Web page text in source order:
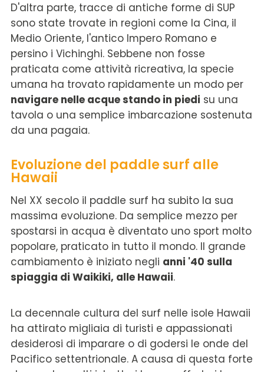
D'altra parte, tracce di antiche forme di SUP
sono state trovate in regioni come la Cina, il
Medio Oriente, l'antico Impero Romano e
persino i Vichinghi. Sebbene non fosse
praticata come attività ricreativa, la specie
umana ha trovato rapidamente un modo per
navigare nelle acque stando in piedi su una
tavola o una semplice imbarcazione sostenuta
da una pagaia.
Evoluzione del paddle surf alle
Hawaii
Nel XX secolo il paddle surf ha subito la sua
massima evoluzione. Da semplice mezzo per
spostarsi in acqua è diventato uno sport molto
popolare, praticato in tutto il mondo. Il grande
cambiamento è iniziato negli anni '40 sulla
spiaggia di Waikiki, alle Hawaii.
La decennale cultura del surf nelle isole Hawaii
ha attirato migliaia di turisti e appassionati
desiderosi di imparare o di godersi le onde del
Pacifico settentrionale. A causa di questa forte